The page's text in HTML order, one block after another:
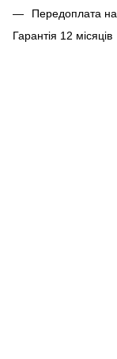
Передоплата
Гарантія 12 місяців